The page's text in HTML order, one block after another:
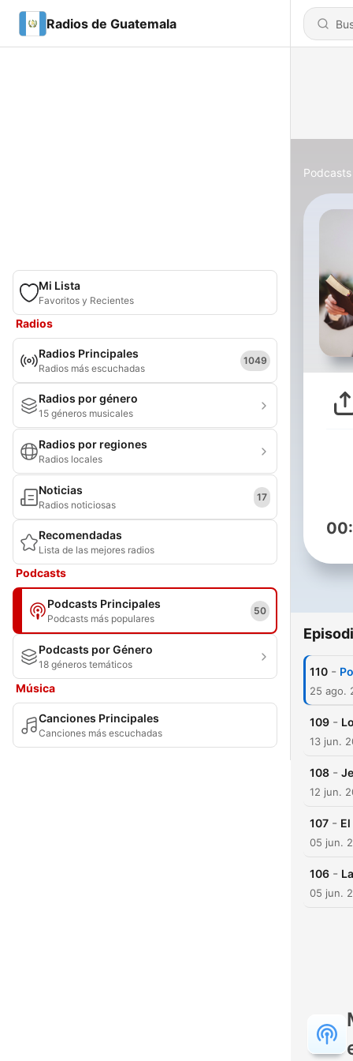
Radios de Guatemala
Mi Lista
Favoritos y Recientes
Radios
Radios Principales
Radios más escuchadas
1049
Radios por género
15 géneros musicales
Radios por regiones
Radios locales
Noticias
Radios noticiosas
17
Recomendadas
Lista de las mejores radios
Podcasts
Podcasts Principales
Podcasts más populares
50
Podcasts por Género
18 géneros temáticos
Música
Canciones Principales
Canciones más escuchadas
Podcasts
110 -
25 ago.
109 -
13 jun.
108 -
12 jun.
107 -
05 jun.
106 -
05 jun.